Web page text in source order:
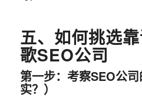
五、如何挑选
歌SEO公司
第一步：考察SEO公
实？）